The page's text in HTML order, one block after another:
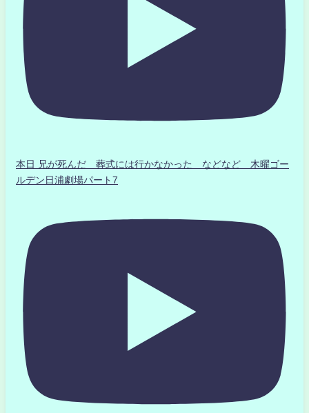
本日 兄が死んだ 葬式には行かなかった などなど 木曜ゴー
ルデン日浦劇場パート7